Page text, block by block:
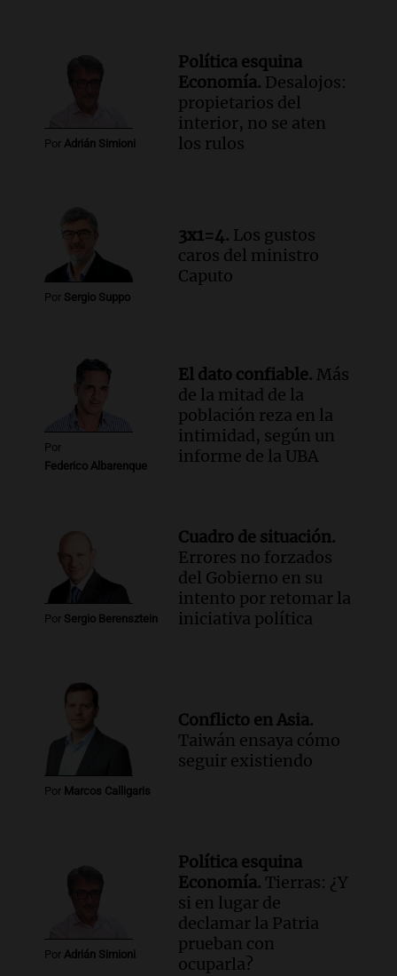
Una mañana para todos
Episodios
El abuelo de Agostina Vega, tras
las nuevas detenciones: "En esa casa
Audio.
Una nutricionista derribó el mito
del desayuno ideal: qué alimentos
conviene priorizar
Una mañana para todos
Episodios
Por Adrián Simioni
Política esquina
Economía. Desalojos:
propietarios del
interior, no se aten
los rulos
Por Sergio Suppo
3x1=4. Los gustos
caros del ministro
Caputo
Por
Federico Albarenque
El dato confiable. Más
de la mitad de la
población reza en la
intimidad, según un
informe de la UBA
Por Sergio Berensztein
Cuadro de situación.
Errores no forzados
del Gobierno en su
intento por retomar la
iniciativa política
Por Marcos Calligaris
Conflicto en Asia.
Taiwán ensaya cómo
seguir existiendo
Por Adrián Simioni
Política esquina
Economía. Tierras: ¿Y
si en lugar de
declamar la Patria
prueban con
ocuparla?